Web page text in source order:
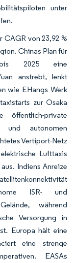
unter
CAGR von 23,92 %
Chinas Plan für
2025 eine
anstrebt, lenkt
wie EHangs Werk
zur Osaka
private
und autonomen
Vertiport-Netz
Lufttaxis
Indiens Anreize
ISR- und
während
Versorgung in
Europa hält eine
eine strenge
EASAs